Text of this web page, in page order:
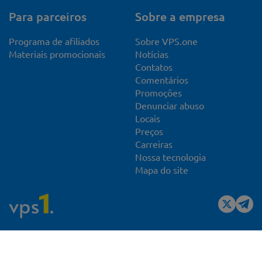
Para parceiros
Programa de afiliados
Materiais promocionais
Sobre a empresa
Sobre VPS.one
Notícias
Contatos
Comentários
Promoções
Denunciar abuso
Locais
Preços
Carreiras
Nossa tecnologia
Mapa do site